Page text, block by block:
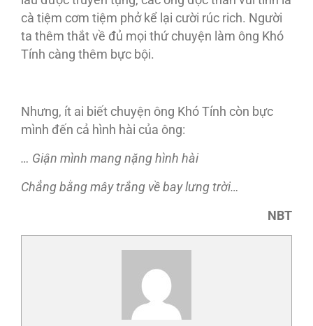
cà tiệm cơm tiệm phở kể lại cười rúc rich. Người
ta thêm thắt về đủ mọi thứ chuyện làm ông Khó
Tính càng thêm bực bội.
Nhưng, ít ai biết chuyện ông Khó Tính còn bực
mình đến cả hình hài của ông:
… Giận mình mang nặng hình hài
Chẳng bằng mây trắng về bay lưng trời…
NBT